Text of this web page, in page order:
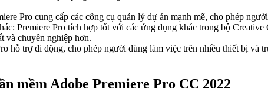
Pro cung cấp các công cụ quản lý dự án mạnh mẽ, cho phép
Premiere Pro tích hợp tốt với các ứng dụng khác trong bộ
và chuyên nghiệp hơn.
hỗ trợ di động, cho phép người dùng làm việc trên nhiều thiết bị và
mềm Adobe Premiere Pro CC 2022